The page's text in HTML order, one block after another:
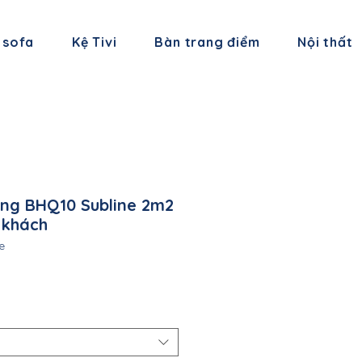
sofa Kệ Tivi Bàn trang điểm Nội thất
BHQ10 Subline 2m2